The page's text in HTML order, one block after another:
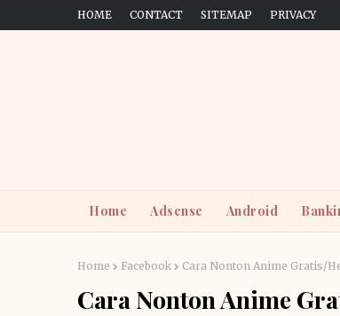
HOME CONTACT SITEMAP PRIVACY
Home Adsense Android
Home Facebook Cara Nonton Anime Gratis/
Cara Nonton Anime